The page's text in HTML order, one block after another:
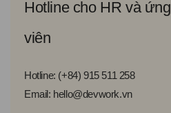
Hotline cho HR và ứng
viên
Hotline: (+84) 915 511 258
Email: hello@devwork.vn